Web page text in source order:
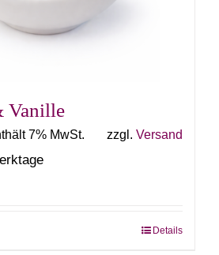
Vanille
7% MwSt. zzgl. Versand
Details